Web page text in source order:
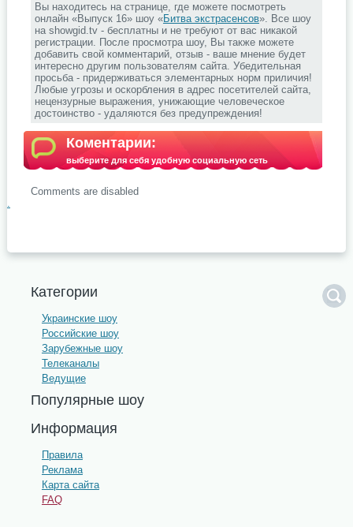
Вы находитесь на странице, где можете посмотреть
онлайн «Выпуск 16» шоу «Битва экстрасенсов». Все шоу
на showgid.tv - бесплатны и не требуют от вас никакой
регистрации. После просмотра шоу, Вы также можете
добавить свой комментарий, отзыв - ваше мнение будет
интересно другим пользователям сайта. Убедительная
просьба - придерживаться элементарных норм приличия!
Любые угрозы и оскорбления в адрес посетителей сайта,
нецензурные выражения, унижающие человеческое
достоинство - удаляются без предупреждения!
Коментарии:
выберите для себя удобную социальную сеть
Comments are disabled
.
Категории
Украинские шоу
Российские шоу
Зарубежные шоу
Телеканалы
Ведущие
Популярные шоу
Информация
Правила
Реклама
Карта сайта
FAQ